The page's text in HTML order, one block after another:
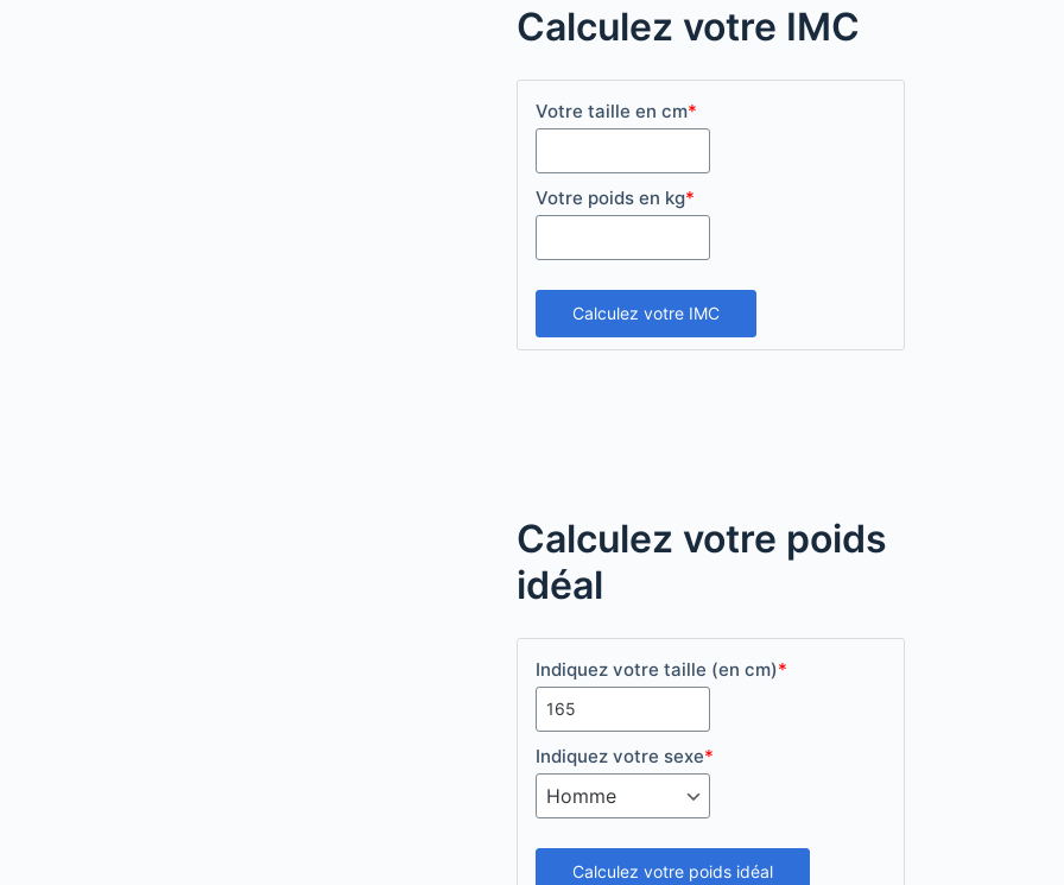
Calculez votre IMC
Votre taille en cm*
Votre poids en kg*
Calculez votre IMC
Calculez votre poids
idéal
Indiquez votre taille (en cm)*
Indiquez votre sexe*
Calculez votre poids idéal